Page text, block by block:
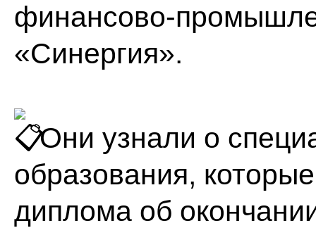
финансово-
«Синергия».
Они узнали о
образования,
диплома об